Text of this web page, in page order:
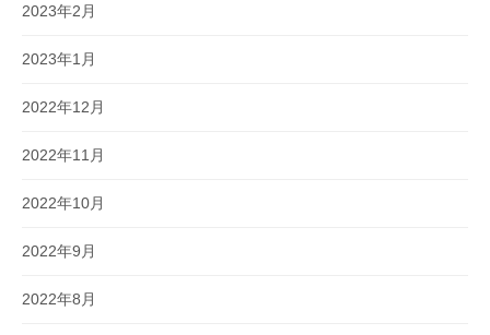
2023年2月
2023年1月
2022年12月
2022年11月
2022年10月
2022年9月
2022年8月